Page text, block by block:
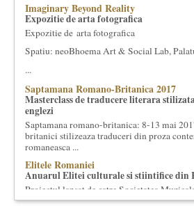
Imaginary Beyond Reality
Expozitie de arta fotografica
Expozitie de arta fotografica
Spatiu: neoBhoema Art & Social Lab,
...
Saptamana Romano-Britanica 2017
Masterclass de traducere literara
englezi
Saptamana romano-britanica: 8-13 mai
britanici stilizeaza traduceri din proza
romaneasca ...
Elitele Romaniei
Anuarul Elitei culturale si stiintifice din
Proiectul lansat de catre Societatea
initial ca un anuar al elitei muzicale din